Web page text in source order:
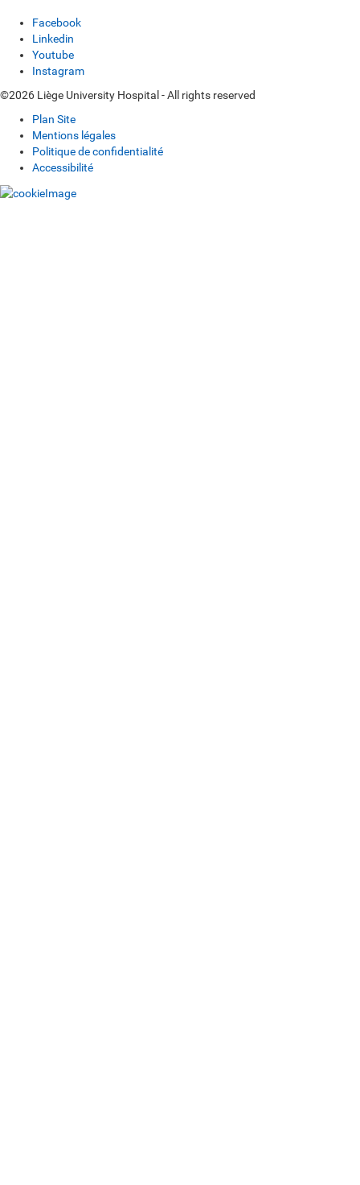
Facebook
Linkedin
Youtube
Instagram
©2026 Liège University Hospital - All rights reserved
Plan Site
Mentions légales
Politique de confidentialité
Accessibilité